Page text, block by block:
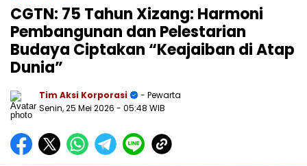
CGTN: 75 Tahun Xizang: Harmoni
Pembangunan dan Pelestarian
Budaya Ciptakan “Keajaiban di Atap
Dunia”
Tim Aksi Korporasi
- Pewarta
Senin, 25 Mei 2026 - 05:48 WIB